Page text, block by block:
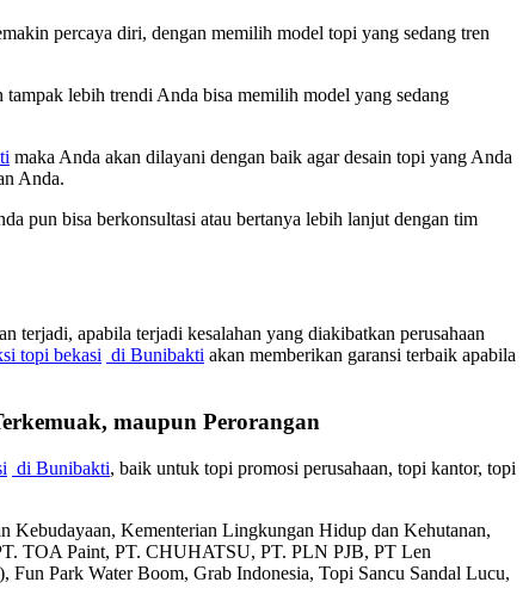
percaya diri, dengan memilih model topi yang sedang tren
lebih trendi Anda bisa memilih model yang sedang
maka Anda akan dilayani dengan baik agar desain topi yang Anda
Anda.
pun bisa berkonsultasi atau bertanya lebih lanjut dengan tim
terjadi, apabila terjadi kesalahan yang diakibatkan perusahaan
topi bekasi di Bunibakti akan memberikan garansi terbaik apabila
maupun Perorangan
di Bunibakti, baik untuk topi promosi perusahaan, topi kantor, topi
Kebudayaan, Kementerian Lingkungan Hidup dan Kehutanan,
TOA Paint, PT. CHUHATSU, PT. PLN PJB, PT Len
Fun Park Water Boom, Grab Indonesia, Topi Sancu Sandal Lucu,